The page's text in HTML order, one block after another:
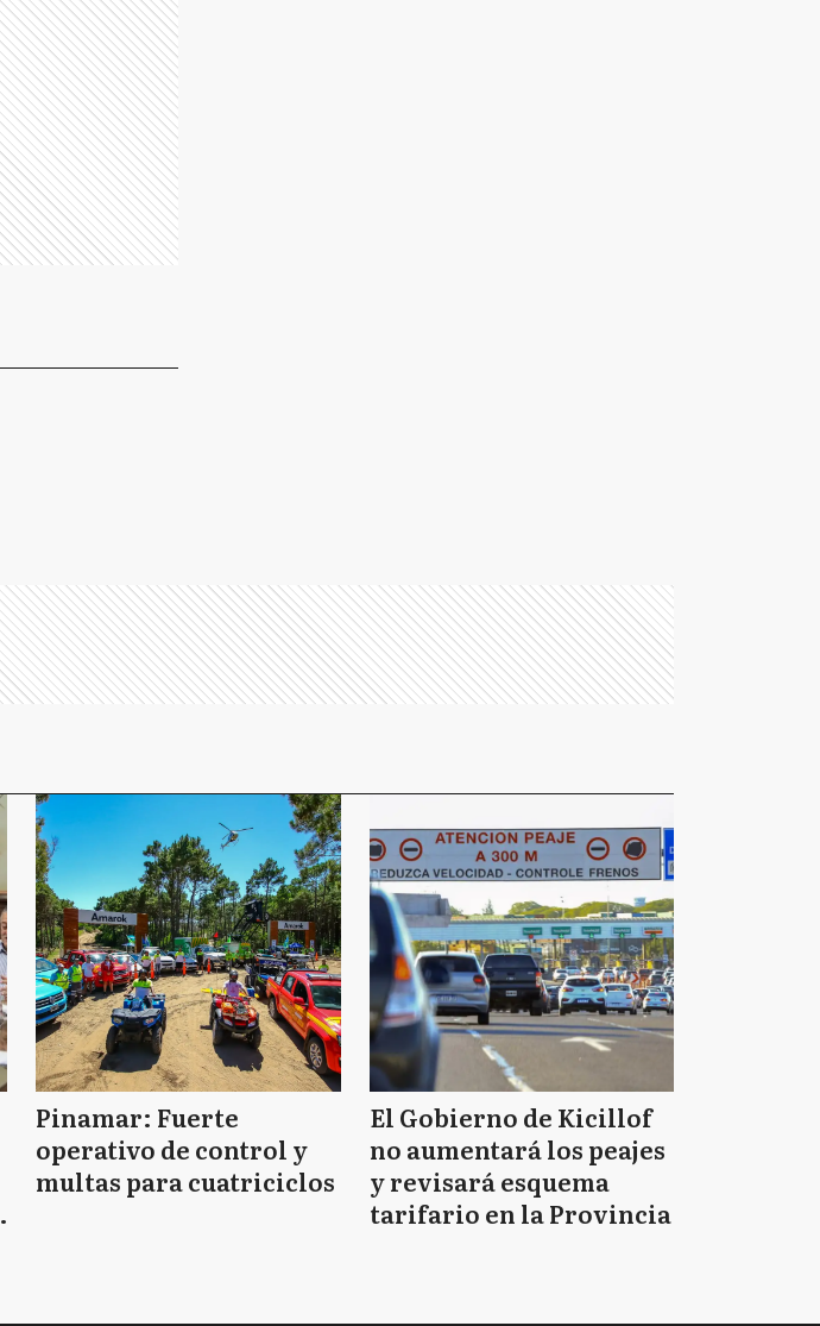
Pinamar: Fuerte
operativo de control y
multas para cuatriciclos
El Gobierno de Kicillof
no aumentará los peajes
y revisará esquema
tarifario en la Provincia